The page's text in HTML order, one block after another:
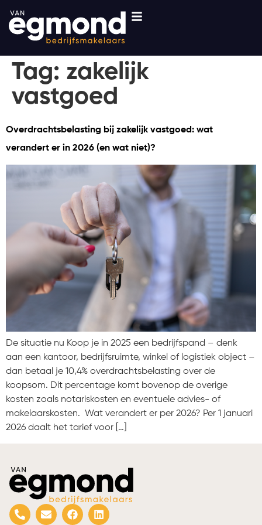
Tag: zakelijk
vastgoed
Overdrachtsbelasting bij zakelijk vastgoed: wat
verandert er in 2026 (en wat niet)?
De situatie nu Koop je in 2025 een bedrijfspand – denk
aan een kantoor, bedrijfsruimte, winkel of logistiek object –
dan betaal je 10,4% overdrachtsbelasting over de
koopsom. Dit percentage komt bovenop de overige
kosten zoals notariskosten en eventuele advies- of
makelaarskosten. Wat verandert er per 2026? Per 1 januari
2026 daalt het tarief voor […]